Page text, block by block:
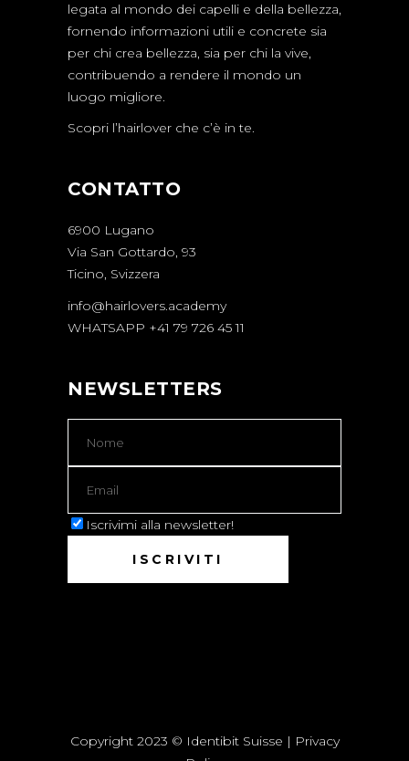
legata al mondo dei capelli e della bellezza,
fornendo informazioni utili e concrete sia
per chi crea bellezza, sia per chi la vive,
contribuendo a rendere il mondo un
luogo migliore.
Scopri l’hairlover che c’è in te.
CONTATTO
6900 Lugano
Via San Gottardo, 93
Ticino, Svizzera
info@hairlovers.academy
WHATSAPP +41 79 726 45 11
NEWSLETTERS
Iscrivimi alla newsletter!
Copyright 2023 © Identibit Suisse | Privacy